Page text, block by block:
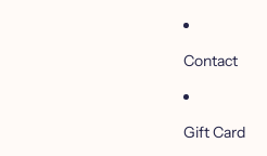
Contact
Gift Card